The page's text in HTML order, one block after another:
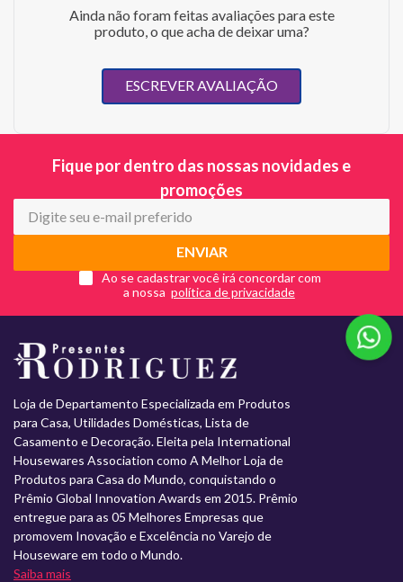
Ainda não foram feitas avaliações para este
produto, o que acha de deixar uma?
ESCREVER AVALIAÇÃO
Fique por dentro das nossas novidades e
promoções
ENVIAR
Ao se cadastrar você irá concordar com
a nossa
Loja de Departamento Especializada em Produtos
para Casa, Utilidades Domésticas, Lista de
Casamento e Decoração. Eleita pela International
Housewares Association como A Melhor Loja de
Produtos para Casa do Mundo, conquistando o
Prêmio Global Innovation Awards em 2015. Prêmio
entregue para as 05 Melhores Empresas que
promovem Inovação e Excelência no Varejo de
Houseware em todo o Mundo.
Saiba mais